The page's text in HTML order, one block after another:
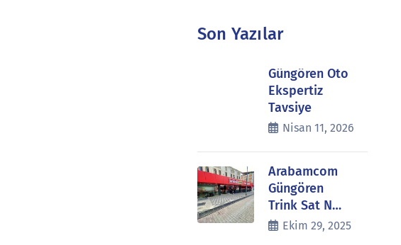
Son Yazılar
Güngören Oto
Ekspertiz
Tavsiye
Nisan 11, 2026
Arabamcom
Güngören
Trink Sat N…
Ekim 29, 2025